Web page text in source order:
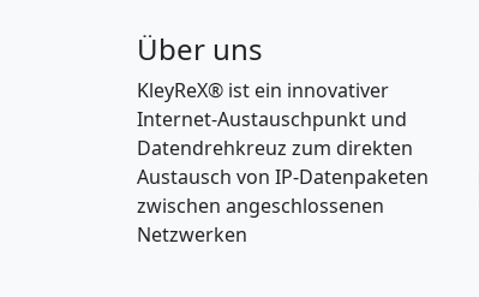
Über uns
KleyReX® ist ein innovativer
Internet-Austauschpunkt und
Datendrehkreuz zum direkten
Austausch von IP-Datenpaketen
zwischen angeschlossenen
Netzwerken